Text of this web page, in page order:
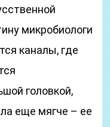
микробиологи
каналы, где
головкой,
еще мягче – ее